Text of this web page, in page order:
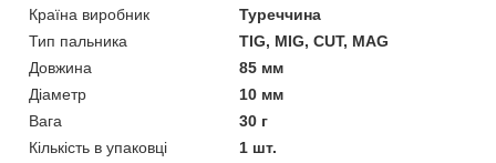
Країна виробник
Туреччина
Тип пальника
TIG, MIG, CUT, MAG
Довжина
85 мм
Діаметр
10 мм
Вага
30 г
Кількість в упаковці
1 шт.